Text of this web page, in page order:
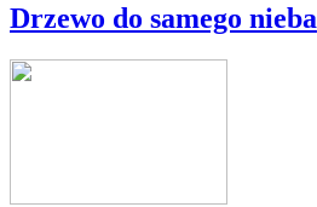
Drzewo do samego nieba